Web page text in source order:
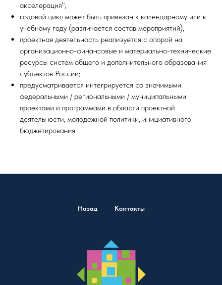
акселерация";
годовой цикл может быть привязан к календарному или к
учебному году (различается состав мероприятий),
проектная деятельность реализуется с опорой на
организационно-финансовые и материально-технические
ресурсы систем общего и дополнительного образования
субъектов России;
предусматривается интегрируется со значимыми
федеральными / региональными / муниципальными
проектами и программами в области проектной
деятельности, молодежной политики, инициативного
бюджетирования
Назад Контакты